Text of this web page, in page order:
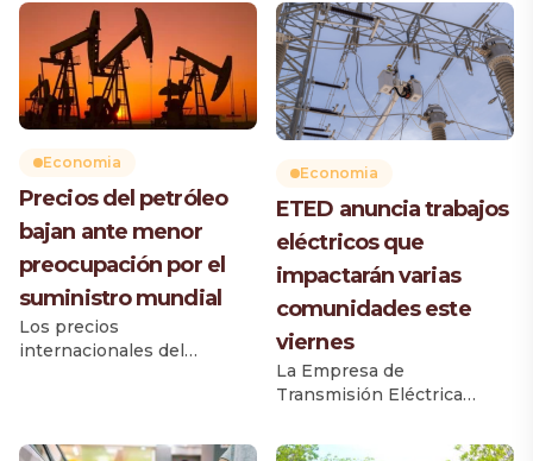
Economia
Precios del petróleo
bajan ante menor
preocupación por el
suministro mundial
Los precios
internacionales del
de que aumentaran los
Economia
ETED anuncia trabajos
eléctricos que
impactarán varias
comunidades este
viernes
La Empresa de
Transmisión Eléctrica
realizará este viernes 31 de